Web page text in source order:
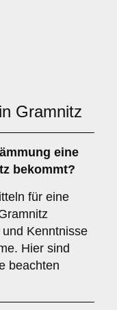
Gramnitz
eine
bekommt?
für eine
Kenntnisse
Hier sind
beachten